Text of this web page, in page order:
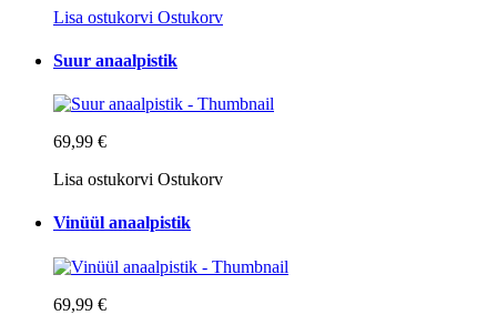
Lisa ostukorvi Ostukorv
Suur anaalpistik
69,99 €
Lisa ostukorvi Ostukorv
Vinüül anaalpistik
69,99 €